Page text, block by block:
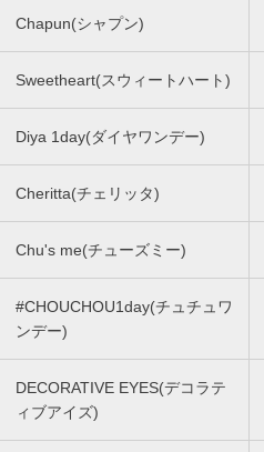
Chapun(シャプン)
Sweetheart(スウィートハート)
Diya 1day(ダイヤワンデー)
Cheritta(チェリッタ)
Chu's me(チューズミー)
#CHOUCHOU1day(チュチュワ
ンデー)
DECORATIVE EYES(デコラテ
ィブアイズ)